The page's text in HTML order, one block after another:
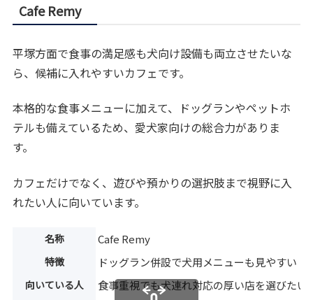
Cafe Remy
平塚方面で食事の満足感も犬向け設備も両立させたいな
ら、候補に入れやすいカフェです。
本格的な食事メニューに加えて、ドッグランやペットホ
テルも備えているため、愛犬家向けの総合力がありま
す。
カフェだけでなく、遊びや預かりの選択肢まで視野に入
れたい人に向いています。
名称 Cafe Remy
特徴 ドッグラン併設で犬用メニューも見やすい
向いている人 食事重視でも犬連れ対応の厚い店を選びたい